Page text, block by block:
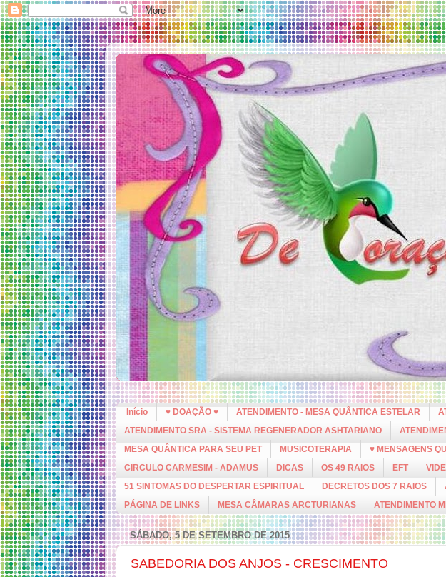
Início ♥ DOAÇÃO ♥ ATENDIMENTO - MESA QUÂNTICA ESTELAR
ATENDIMENTO SRA - SISTEMA REGENERADOR ASHTARIANO
MESA QUÂNTICA PARA SEU PET
MUSICOTERAPIA ♥ MENSAGENS
CIRCULO CARMESIM - ADAMUS
DICAS OS 49 RAIOS EFT
51 SINTOMAS DO DESPERTAR ESPIRITUAL
DECRETOS DOS 7 RAIOS
PÁGINA DE LINKS
MESA CÂMARAS ARCTURIANAS ATENDIMENTO
SÁBADO, 5 DE SETEMBRO DE 2015
SABEDORIA DOS ANJOS - CRESCIMENTO